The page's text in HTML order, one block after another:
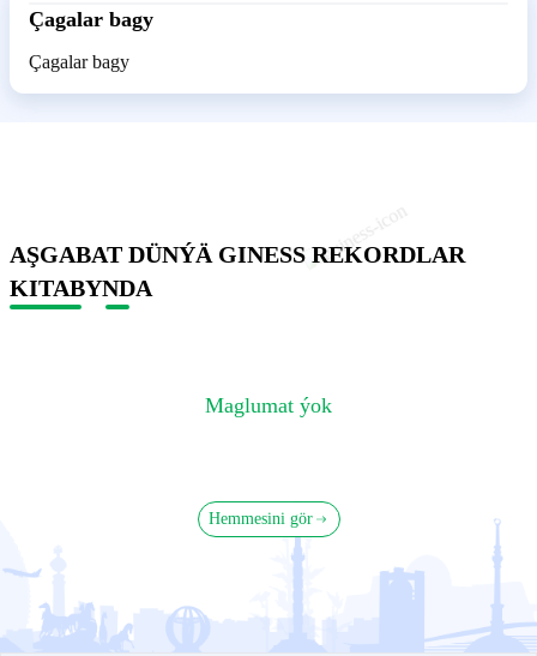
Çagalar bagy
Çagalar bagy
AŞGABAT DÜNÝÄ GINESS REKORDLAR
KITABYNDA
Maglumat ýok
Hemmesini gör